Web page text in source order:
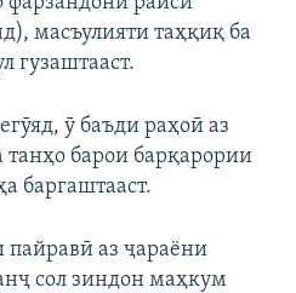
масъулияти таҳқиқ ба
гузаштааст.
ӯ баъди раҳоӣ аз
танҳо барои барқарории
баргаштааст.
пайравӣ аз ҷараёни
сол зиндон маҳкум